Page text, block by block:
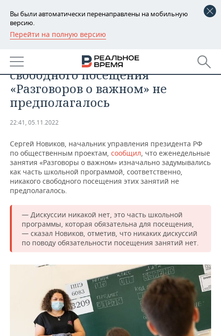
Вы были автоматически перенаправлены на мобильную
версию.
Перейти на полную версию
РЕГИОНЫ
БАШКОРТОСТАН
ТАТАРСТАН
УДМУРТИЯ
НОВОСТИ
АНАЛИТИКА
НОВОСТИ АНАЛИТИКИ
ДЕКЛАРАЦИИ О ДОХОДАХ
КОРОЛИ ГОСЗАКАЗА ПФО
ВУЗЫ ТАТАРСТАНА
КОМУ ПРИНАДЛЕЖАТ
ЭКОНОМИКА
НОВОСТИ ЭКОНОМИКИ
ФИНАНСЫ
БАНКИ
БЮДЖЕТ
ИНВЕСТИЦИИ
ПРОМЫШЛЕННОСТЬ
НОВОСТИ
ПРОМЫШЛЕННОСТИ
АГРОПРОМ
НЕФТЕХИМИЯ
НЕФТЬ
ЭНЕРГЕТИКА
НЕДВИЖИМОСТЬ
НОВОСТИ НЕДВИЖИМОСТИ
АВТО
НОВОСТИ АВТО
БИЗНЕС
НОВОСТИ БИЗНЕСА
РОЗНИЧНАЯ ТОРГОВЛЯ
ТЕХНОЛОГИИ
НОВОСТИ ТЕХНОЛОГИЙ
ТЕЛЕКОММУНИКАЦИИ
МЕРОПРИЯТИЯ
ВЫЕЗДНАЯ РЕДАКЦИЯ
БИЗНЕС-БРАНЧИ
ONLINE-КОНФЕРЕНЦИИ
СПОРТ
НОВОСТИ СПОРТА
ФУТБОЛ
ХОККЕЙ
НОВОСТИ ОБЩЕСТВА
ВЛАСТЬ
ФОТОГАЛЕРЕЯ
СЮЖЕТЫ
В Кремле заявили, что никакого
свободного посещения
«Разговоров о важном» не
предполагалось
22:41, 05.11.2022
Сергей Новиков, начальник управления президента РФ
по общественным проектам, сообщил, что еженедельные
занятия «Разговоры о важном» изначально задумывались
как часть школьной программой, соответственно,
никакого свободного посещения этих занятий не
предполагалось.
— Дискуссии никакой нет, это часть школьной
программы, которая обязательна для посещения,
— сказал Новиков, отметив, что никаких дискуссий
по поводу обязательности посещения занятий нет.